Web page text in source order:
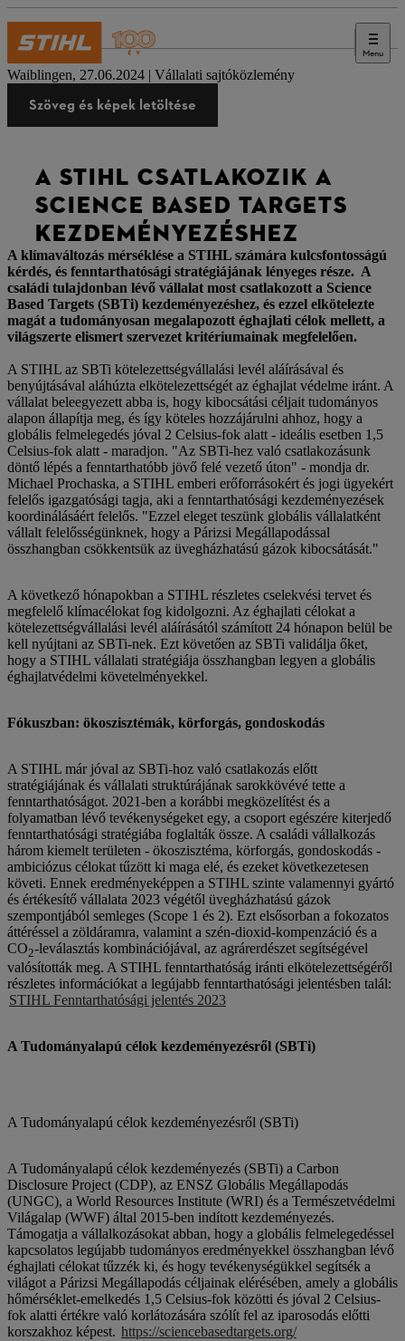
Menu
Sajtó
Waiblingen, 27.06.2024 | Vállalati sajtóközlemény
Szöveg és képek letöltése
A STIHL CSATLAKOZIK A
SCIENCE BASED TARGETS
KEZDEMÉNYEZÉSHEZ
A klímaváltozás mérséklése a STIHL számára kulcsfontosságú
kérdés, és fenntarthatósági stratégiájának lényeges része. A
családi tulajdonban lévő vállalat most csatlakozott a Science
Based Targets (SBTi) kezdeményezéshez, és ezzel elkötelezte
magát a tudományosan megalapozott éghajlati célok mellett, a
világszerte elismert szervezet kritériumainak megfelelően.
A STIHL az SBTi kötelezettségvállalási levél aláírásával és
benyújtásával aláhúzta elkötelezettségét az éghajlat védelme iránt. A
vállalat beleegyezett abba is, hogy kibocsátási céljait tudományos
alapon állapítja meg, és így köteles hozzájárulni ahhoz, hogy a
globális felmelegedés jóval 2 Celsius-fok alatt - ideális esetben 1,5
Celsius-fok alatt - maradjon. "Az SBTi-hez való csatlakozásunk
döntő lépés a fenntarthatóbb jövő felé vezető úton" - mondja dr.
Michael Prochaska, a STIHL emberi erőforrásokért és jogi ügyekért
felelős igazgatósági tagja, aki a fenntarthatósági kezdeményezések
koordinálásáért felelős. "Ezzel eleget teszünk globális vállalatként
vállalt felelősségünknek, hogy a Párizsi Megállapodással
összhangban csökkentsük az üvegházhatású gázok kibocsátását."
A következő hónapokban a STIHL részletes cselekvési tervet és
megfelelő klímacélokat fog kidolgozni. Az éghajlati célokat a
kötelezettségvállalási levél aláírásától számított 24 hónapon belül be
kell nyújtani az SBTi-nek. Ezt követően az SBTi validálja őket,
hogy a STIHL vállalati stratégiája összhangban legyen a globális
éghajlatvédelmi követelményekkel.
Fókuszban: ökoszisztémák, körforgás, gondoskodás
A STIHL már jóval az SBTi-hoz való csatlakozás előtt
stratégiájának és vállalati struktúrájának sarokkövévé tette a
fenntarthatóságot. 2021-ben a korábbi megközelítést és a
folyamatban lévő tevékenységeket egy, a csoport egészére kiterjedő
fenntarthatósági stratégiába foglalták össze. A családi vállalkozás
három kiemelt területen - ökoszisztéma, körforgás, gondoskodás -
ambiciózus célokat tűzött ki maga elé, és ezeket következetesen
követi. Ennek eredményeképpen a STIHL szinte valamennyi gyártó
és értékesítő vállalata 2023 végétől üvegházhatású gázok
szempontjából semleges (Scope 1 és 2). Ezt elsősorban a fokozatos
áttéréssel a zöldáramra, valamint a szén-dioxid-kompenzáció és a
CO2-leválasztás kombinációjával, az agrárerdészet segítségével
valósították meg. A STIHL fenntarthatóság iránti elkötelezettségéről
részletes információkat a legújabb fenntarthatósági jelentésben talál:
STIHL Fenntarthatósági jelentés 2023
A Tudományalapú célok kezdeményezésről (SBTi)
A Tudományalapú célok kezdeményezésről (SBTi)
A Tudományalapú célok kezdeményezés (SBTi) a Carbon
Disclosure Project (CDP), az ENSZ Globális Megállapodás
(UNGC), a World Resources Institute (WRI) és a Természetvédelmi
Világalap (WWF) által 2015-ben indított kezdeményezés.
Támogatja a vállalkozásokat abban, hogy a globális felmelegedéssel
kapcsolatos legújabb tudományos eredményekkel összhangban lévő
éghajlati célokat tűzzék ki, és hogy tevékenységükkel segítsék a
világot a Párizsi Megállapodás céljainak elérésében, amely a globális
hőmérséklet-emelkedés 1,5 Celsius-fok közötti és jóval 2 Celsius-
fok alatti értékre való korlátozására szólít fel az iparosodás előtti
korszakhoz képest. https://sciencebasedtargets.org/